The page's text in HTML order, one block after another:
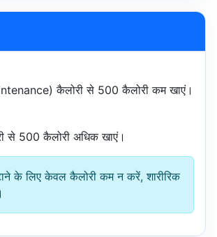
कैलोरी से 500 कैलोरी कम खाएं।
से 500 कैलोरी अधिक खाएं।
के लिए केवल कैलोरी कम न करें, शारीरिक